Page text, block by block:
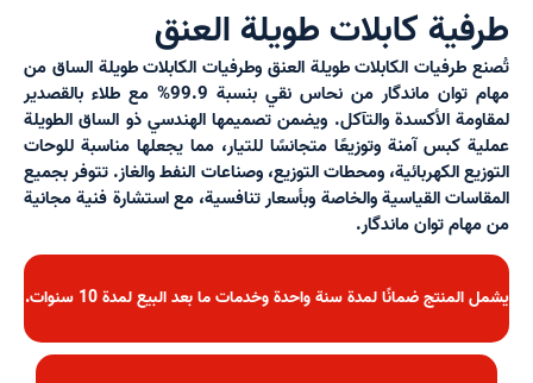
كابلات طويلة العنق
طرفيات الكابلات طويلة العنقوطرفيات الكابلات طويلة الساقمن
ماندگارمن نحاس نقي بنسبة99.9%
مع طلاء بالقصدير
الأكسدة والتآكل. ويضمن تصميمها الهندسي ذو الساق الطويلة
كبس آمنة وتوزيعًا متجانسًا للتيار، مما يجعلها مناسبة للوحات
الكهربائية، ومحطات التوزيع، وصناعات النفط والغاز. تتوفر بجميع
القياسية والخاصة وبأسعار تنافسية، معاستشارة فنية مجانية
توان ماندگار.
ضمانًا لمدة سنة واحدة وخدمات ما بعد البيع لمدة 10 سنوات.